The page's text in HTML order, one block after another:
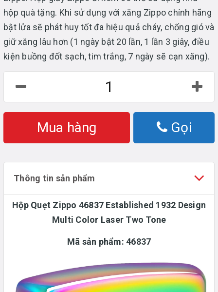
hộp quà tặng. Khi sử dụng với xăng Zippo chính hãng
bật lửa sẽ phát huy tốt đa hiệu quả cháy, chống gió và
giữ xăng lâu hơn (1 ngày bật 20 lần, 1 lần 3 giây, điều
kiện buồng đốt sạch, tim trắng, 7 ngày sẽ cạn xăng).
Mua hàng Gọi
Thông tin sản phẩm
Hộp Quẹt Zippo 46837 Established 1932 Design
Multi Color Laser Two Tone
Mã sản phẩm: 46837